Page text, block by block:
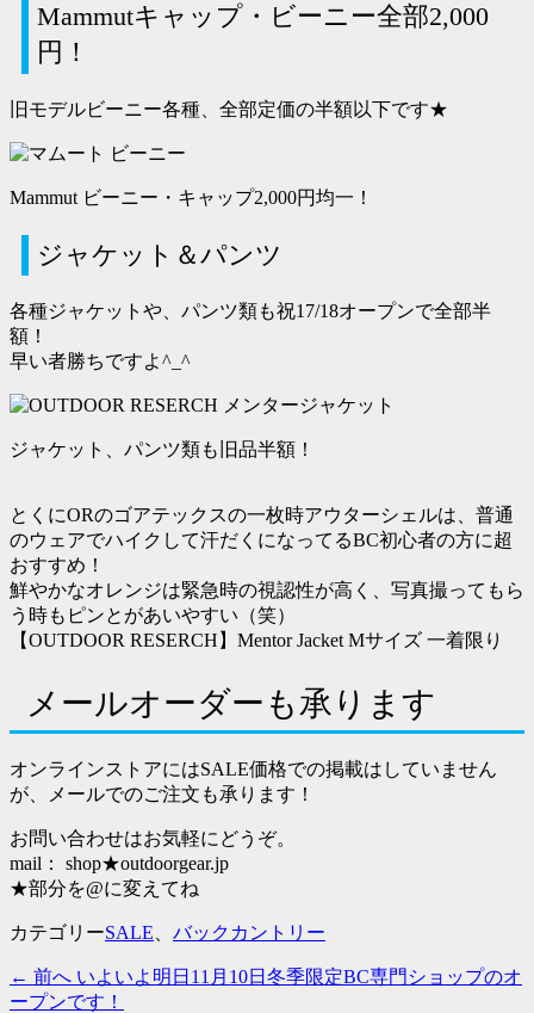
Mammutキャップ・ビーニー全部2,000
円！
旧モデルビーニー各種、全部定価の半額以下です★
Mammut ビーニー・キャップ2,000円均一！
ジャケット＆パンツ
各種ジャケットや、パンツ類も祝17/18オープンで全部半
額！
早い者勝ちですよ^_^
ジャケット、パンツ類も旧品半額！
とくにORのゴアテックスの一枚時アウターシェルは、普通
のウェアでハイクして汗だくになってるBC初心者の方に超
おすすめ！
鮮やかなオレンジは緊急時の視認性が高く、写真撮ってもら
う時もピンとがあいやすい（笑）
【OUTDOOR RESERCH】Mentor Jacket Mサイズ 一着限り
メールオーダーも承ります
オンラインストアにはSALE価格での掲載はしていません
が、メールでのご注文も承ります！
お問い合わせはお気軽にどうぞ。
mail： shop★outdoorgear.jp
★部分を@に変えてね
カテゴリーSALE バックカントリー
投
← 前へ 過
去
いよいよ明日11月10日冬季限定BC専門ショップのオ
ープンです！